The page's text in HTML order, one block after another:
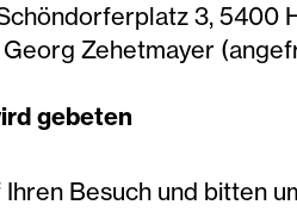
3, 5400
Georg Zehetmayer
gebeten
Besuch und bitten